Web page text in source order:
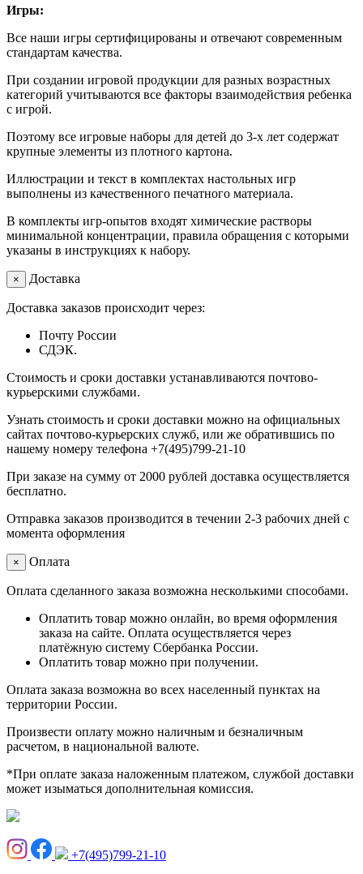
Игры:
Все наши игры сертифицированы и отвечают современным
стандартам качества.
При создании игровой продукции для разных возрастных
категорий учитываются все факторы взаимодействия ребенка
с игрой.
Поэтому все игровые наборы для детей до 3-х лет содержат
крупные элементы из плотного картона.
Иллюстрации и текст в комплектах настольных игр
выполнены из качественного печатного материала.
В комплекты игр-опытов входят химические растворы
минимальной концентрации, правила обращения с которыми
указаны в инструкциях к набору.
× Доставка
Доставка заказов происходит через:
Почту России
СДЭК.
Стоимость и сроки доставки устанавливаются почтово-
курьерскими службами.
Узнать стоимость и сроки доставки можно на официальных
сайтах почтово-курьерских служб, или же обратившись по
нашему номеру телефона +7(495)799-21-10
При заказе на сумму от 2000 рублей доставка осуществляется
бесплатно.
Отправка заказов производится в течении 2-3 рабочих дней с
момента оформления
× Оплата
Оплата сделанного заказа возможна несколькими способами.
Оплатить товар можно онлайн, во время оформления
заказа на сайте. Оплата осуществляется через
платёжную систему Сбербанка России.
Оплатить товар можно при получении.
Оплата заказа возможна во всех населенный пунктах на
территории России.
Произвести оплату можно наличным и безналичным
расчетом, в национальной валюте.
*При оплате заказа наложенным платежом, службой доставки
может изыматься дополнительная комиссия.
+7(495)799-21-10